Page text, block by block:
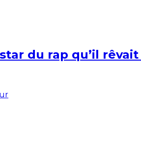
du rap qu’il rêvait